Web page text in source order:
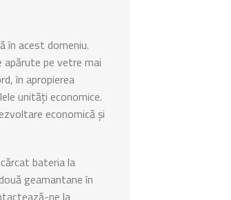
în acest domeniu.
apărute pe vetre mai
în apropierea
unităţi economice.
economică și
bateria la
geamantane în